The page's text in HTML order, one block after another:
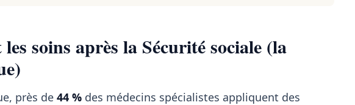
soins après la Sécurité sociale (la
près de 44 % des médecins spécialistes appliquent des